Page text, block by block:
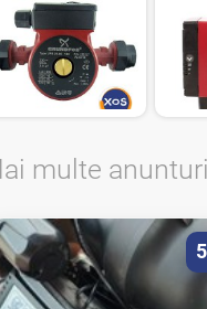
multe anunturi